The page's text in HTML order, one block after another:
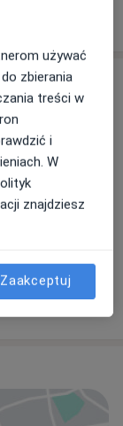
lek. dent. Danuta Mackiewicz Popularny
używać
zbierania
treści w
i
W
znajdziesz
Zaakceptuj